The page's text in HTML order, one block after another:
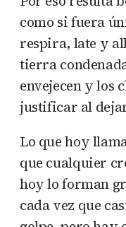
como si fuera
respira, late y
tierra
envejecen y los
justificar al
Lo que hoy
que cualquier
hoy lo forman
cada vez que